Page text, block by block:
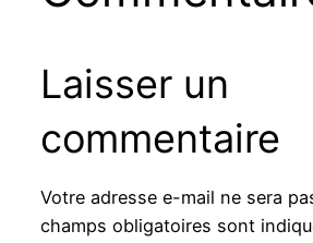
Laisser un
commentaire
Votre adresse e-mail ne sera
champs obligatoires sont